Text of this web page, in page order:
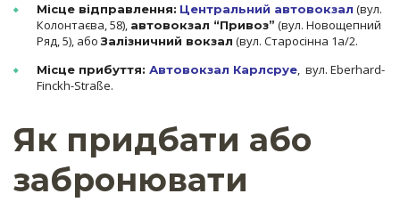
Місце відправлення: Центральний автовокзал (вул.
Колонтаєва, 58), автовокзал “Привоз” (вул. Новощепний
Ряд, 5), абоЗалізничний вокзал (вул. Старосінна 1а/2.
Місце прибуття: Автовокзал Карлсруе, вул. Eberhard-
Finckh-Straße.
Як придбати або
забронювати